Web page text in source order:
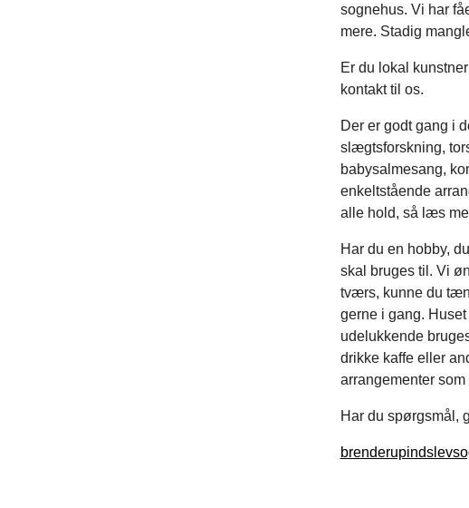
sognehus. Vi har
mere. Stadig
Er du lokal
kontakt til os.
Der er godt gang i
slægtsforskning,
babysalmesang,
enkeltstående
alle hold, så læs
Har du en hobby,
skal bruges til. Vi
tværs, kunne du
gerne i gang.
udelukkende
drikke kaffe eller
arrangementer
Har du spørgsmål,